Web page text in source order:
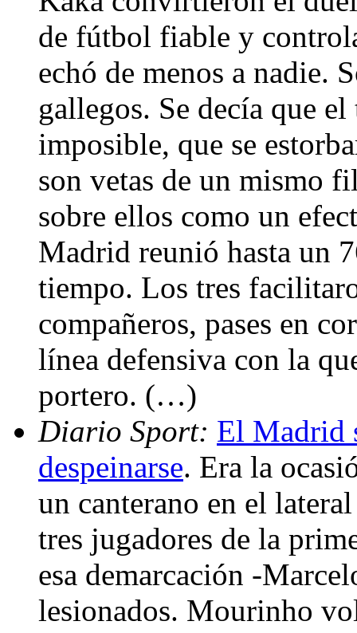
de fútbol fiable y
echó de menos a nadie.
gallegos. Se decía que el
imposible, que se
son vetas de un mismo
sobre ellos como un
Madrid reunió hasta un
tiempo. Los tres
compañeros, pases en
línea defensiva con la
portero. (…)
Diario Sport: El Madrid
despeinarse. Era la
un canterano en el
tres jugadores de la
esa demarcación -
lesionados. Mourinho